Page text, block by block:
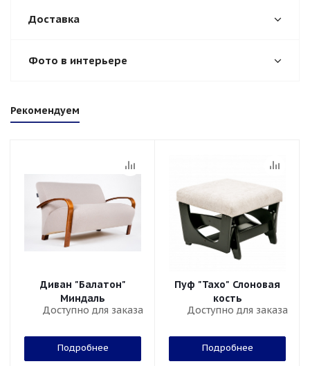
Доставка
Фото в интерьере
Рекомендуем
Диван "Балатон"
Миндаль
Доступно для заказа
Подробнее
Пуф "Тахо" Слоновая
кость
Доступно для заказа
Подробнее